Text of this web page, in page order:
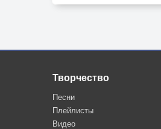
Творчество
Песни
Плейлисты
Видео